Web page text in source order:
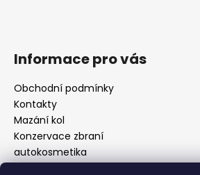
Informace pro vás
Obchodní podmínky
Kontakty
Mazání kol
Konzervace zbraní
autokosmetika